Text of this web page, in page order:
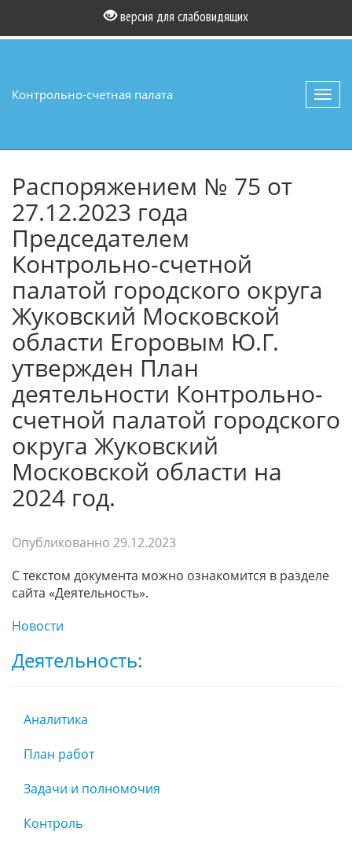
версия для слабовидящих
Контрольно-счетная палата
Распоряжением № 75 от
27.12.2023 года
Председателем
Контрольно-счетной
палатой городского округа
Жуковский Московской
области Егоровым Ю.Г.
утвержден План
деятельности Контрольно-
счетной палатой городского
округа Жуковский
Московской области на
2024 год.
Опубликованно 29.12.2023
С текстом документа можно ознакомится в разделе
сайта «Деятельность».
Новости
Деятельность:
Аналитика
План работ
Задачи и полномочия
Контроль